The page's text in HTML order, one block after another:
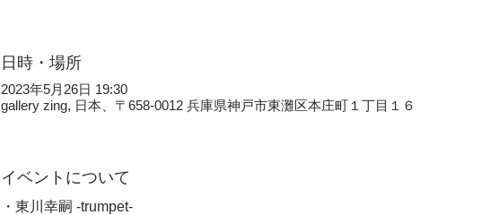
日時・場所
2023年5月26日 19:30
gallery zing, 日本、〒658-0012 兵庫県神戸市東灘区本庄町１丁目１６
イベントについて
・東川幸嗣 -trumpet-